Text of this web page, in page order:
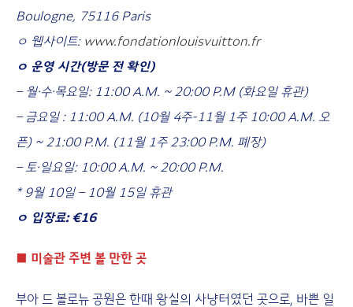
Boulogne, 75116 Paris
ㅇ 웹사이트: www.fondationlouisvuitton.fr
ㅇ 운영 시간(방문 전 확인)
– 월·수·목요일: 11:00 A.M. ~ 20:00 P.M (화요일 휴관)
– 금요일 : 11:00 A.M. (10월 4주-11월 1주 10:00 A.M. 오
픈) ~ 21:00 P.M. (11월 1주 23:00 P.M. 폐장)
– 토·일요일: 10:00 A.M. ~ 20:00 P.M.
* 9월 10일 – 10월 15일 휴관
ㅇ 입장료: €16
■ 미술관 주변 볼 만한 곳
부아 드 볼로뉴 공원은 한때 왕실의 사냥터였던 곳으로, 바쁜 일